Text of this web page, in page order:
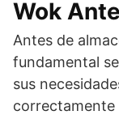
Wok
Antes de
fundamental
sus
correctamente